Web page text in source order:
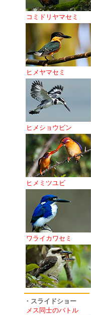
コミドリヤマセミ
ヒメヤマセミ
ヒメショウビン
ヒメミツユビ
ワライカワセミ
・スライドショー
メス同士のバトル